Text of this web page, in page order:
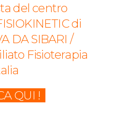
del centro
di
DA SIBARI /
Fisioterapia
QUI !